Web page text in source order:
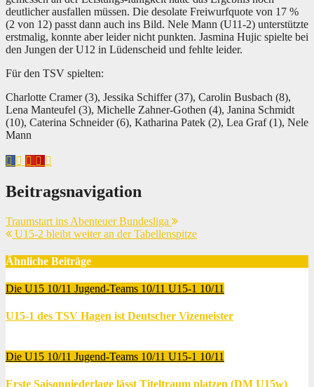
deutlicher ausfallen müssen. Die desolate Freiwurfquote von 17 %
(2 von 12) passt dann auch ins Bild. Nele Mann (U11-2) unterstützte
erstmalig, konnte aber leider nicht punkten. Jasmina Hujic spielte bei
den Jungen der U12 in Lüdenscheid und fehlte leider.
Für den TSV spielten:
Charlotte Cramer (3), Jessika Schiffer (37), Carolin Busbach (8),
Lena Manteufel (3), Michelle Zahner-Gothen (4), Janina Schmidt
(10), Caterina Schneider (6), Katharina Patek (2), Lea Graf (1), Nele
Mann
Beitragsnavigation
Traumstart ins Abenteuer Bundesliga
U15-2 bleibt weiter an der Tabellenspitze
Ähnliche Beiträge
Die U15 10/11 Jugend-Teams 10/11 U15-1 10/11
U15-1 des TSV Hagen ist Deutscher Vizemeister
Die U15 10/11 Jugend-Teams 10/11 U15-1 10/11
Erste Saisonniederlage lässt Titeltraum platzen (DM U15w)